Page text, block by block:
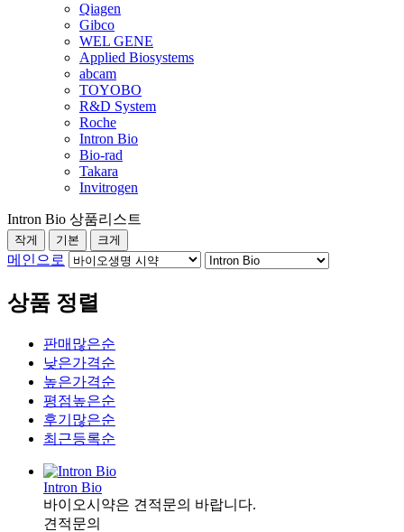
Qiagen
Gibco
WEL GENE
Applied Biosystems
abcam
TOYOBO
R&D System
Roche
Intron Bio
Bio-rad
Takara
Invitrogen
Intron Bio 상품리스트
작게 기본 크게
메인으로
상품 정렬
판매많은순
낮은가격순
높은가격순
평점높은순
후기많은순
최근등록순
Intron Bio
바이오시약은 견적문의 바랍니다.
견적문의